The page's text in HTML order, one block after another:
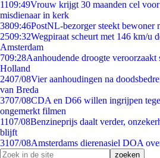
1109:49Vrouw krijgt 30 maanden cel
misdienaar in kerk
3809:46PostNL-bezorger steekt bewoner
2509:32Wegpiraat scheurt met 146 km/u
Amsterdam
709:28Aanhoudende droogte
Holland
2407/08Vier aanhoudingen na
van Breda
3707/08CDA en D66 willen ingrijpen
ongemerkt filmen
1107/08Benzineprijs daalt verder,
blijft
3107/08Amsterdams dierenasiel DOA